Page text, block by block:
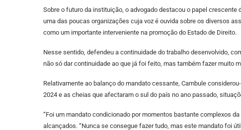
Sobre o futuro da instituição, o advogado destacou o papel
uma das poucas organizações cuja voz é ouvida sobre os diversos
como um importante interveniente na promoção do Estado de Direito.
Nesse sentido, defendeu a continuidade do trabalho desenvolvido,
não só dar continuidade ao que já foi feito, mas também fazer muito
Relativamente ao balanço do mandato cessante, Cambule
2024 e as cheias que afectaram o sul do país no ano passado,
“Foi um mandato condicionado por momentos bastante complexos
alcançados. “Nunca se consegue fazer tudo, mas este mandato foi